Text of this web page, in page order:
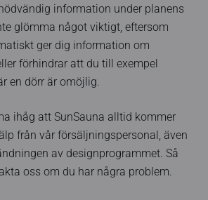
information under planens
glömma något viktigt, eftersom
ger dig information om
förhindrar att du till exempel
en dörr är omöjlig.
ihåg att SunSauna alltid kommer
från vår försäljningspersonal, även
av designprogrammet. Så
oss om du har några problem.